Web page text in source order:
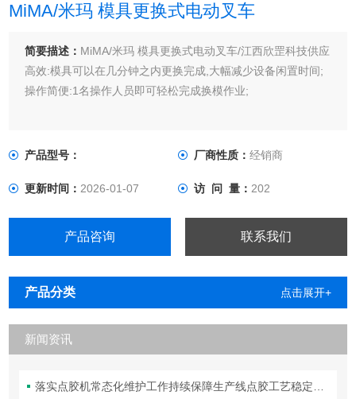
MiMA/米玛 模具更换式电动叉车
简要描述： MiMA/米玛 模具更换式电动叉车/江西欣罡科技供应
高效:模具可以在几分钟之内更换完成,大幅减少设备闲置时间;
操作简便:1名操作人员即可轻松完成换模作业;
产品型号： 厂商性质： 经销商
更新时间：2026-01-07 访 问 量： 202
产品咨询 联系我们
产品分类 点击展开+
新闻资讯
落实点胶机常态化维护工作持续保障生产线点胶工艺稳定合规